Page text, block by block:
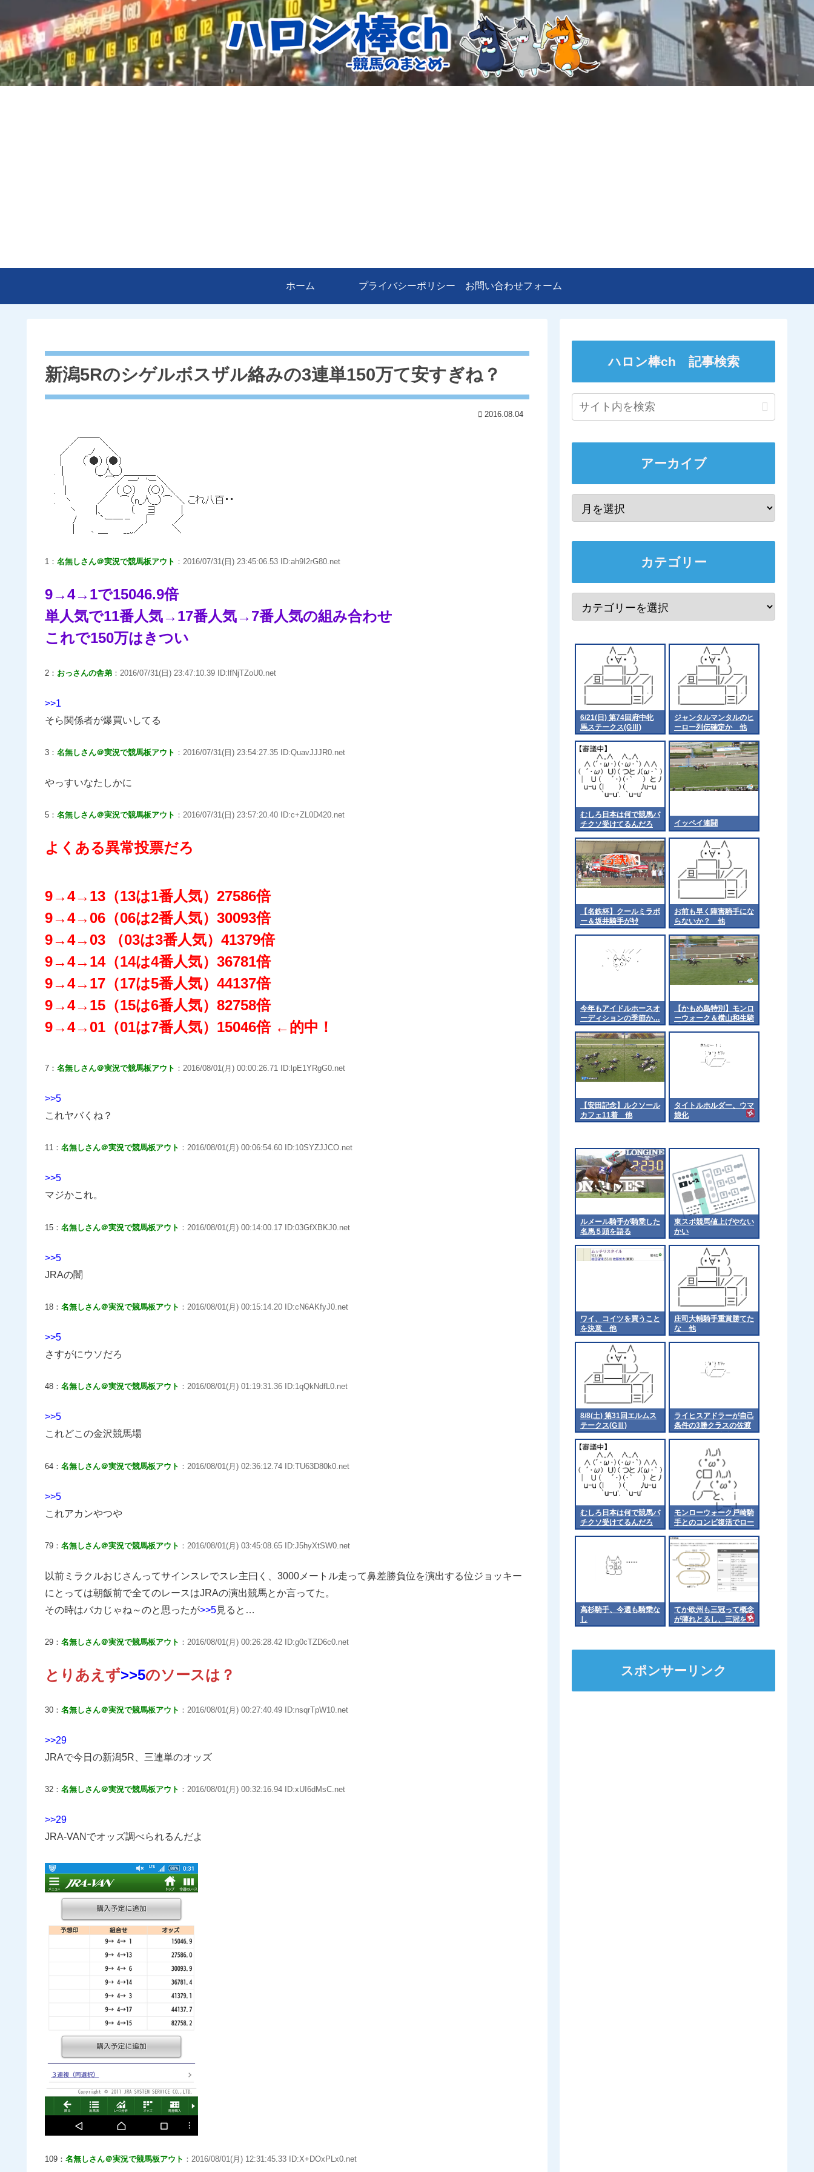
ホーム プライバシーポリシー お問い合わせフォーム
新潟5Rのシゲルボスザル絡みの3連単150万て安すぎね？
2016.08.04
1： 名無しさん＠実況で競馬板アウト ：2016/07/31(日) 23:45:06.53 ID:ah9I2rG80.net
9→4→1で15046.9倍
単人気で11番人気→17番人気→7番人気の組み合わせ
これで150万はきつい
2： おっさんの舎弟 ：2016/07/31(日) 23:47:10.39 ID:lfNjTZoU0.net
>>1
そら関係者が爆買いしてる
3： 名無しさん＠実況で競馬板アウト ：2016/07/31(日) 23:54:27.35 ID:QuavJJJR0.net
やっすいなたしかに
5： 名無しさん＠実況で競馬板アウト ：2016/07/31(日) 23:57:20.40 ID:c+ZL0D420.net
よくある異常投票だろ
9→4→13（13は1番人気）27586倍
9→4→06（06は2番人気）30093倍
9→4→03 （03は3番人気）41379倍
9→4→14（14は4番人気）36781倍
9→4→17（17は5番人気）44137倍
9→4→15（15は6番人気）82758倍
9→4→01（01は7番人気）15046倍 ←的中！
7： 名無しさん＠実況で競馬板アウト ：2016/08/01(月) 00:00:26.71 ID:lpE1YRgG0.net
>>5
これヤバくね？
11： 名無しさん＠実況で競馬板アウト ：2016/08/01(月) 00:06:54.60 ID:10SYZJJCO.net
>>5
マジかこれ。
15： 名無しさん＠実況で競馬板アウト ：2016/08/01(月) 00:14:00.17 ID:03GfXBKJ0.net
>>5
JRAの闇
18： 名無しさん＠実況で競馬板アウト ：2016/08/01(月) 00:15:14.20 ID:cN6AKfyJ0.net
>>5
さすがにウソだろ
48： 名無しさん＠実況で競馬板アウト ：2016/08/01(月) 01:19:31.36 ID:1qQkNdfL0.net
>>5
これどこの金沢競馬場
64： 名無しさん＠実況で競馬板アウト ：2016/08/01(月) 02:36:12.74 ID:TU63D80k0.net
>>5
これアカンやつや
79： 名無しさん＠実況で競馬板アウト ：2016/08/01(月) 03:45:08.65 ID:J5hyXtSW0.net
以前ミラクルおじさんってサインスレでスレ主曰く、3000メートル走って鼻差勝負位を演出する位ジョッキー
にとっては朝飯前で全てのレースはJRAの演出競馬とか言ってた。
その時はバカじゃね～のと思ったが>>5見ると…
29： 名無しさん＠実況で競馬板アウト ：2016/08/01(月) 00:26:28.42 ID:g0cTZD6c0.net
とりあえず>>5のソースは？
30： 名無しさん＠実況で競馬板アウト ：2016/08/01(月) 00:27:40.49 ID:nsqrTpW10.net
>>29
JRAで今日の新潟5R、三連単のオッズ
32： 名無しさん＠実況で競馬板アウト ：2016/08/01(月) 00:32:16.94 ID:xUI6dMsC.net
>>29
JRA-VANでオッズ調べられるんだよ
109： 名無しさん＠実況で競馬板アウト ：2016/08/01(月) 12:31:45.33 ID:X+DOxPLx0.net
ハロン棒ch 記事検索
アーカイブ
カテゴリー
6/21(日) 第74回府中牝
馬ステークス(GⅢ)
part1
ジャンタルマンタルのヒ
ーロー列伝確定か 他
むしろ日本は何で競馬バ
チクソ受けてるんだろ
イッペイ連闘
【名鉄杯】クールミラボ
ー＆坂井騎手がｷﾀ
━━━━(ﾟ∀ﾟ)━━━━!!
お前も早く障害騎手にな
らないか？ 他
今年もアイドルホースオ
ーディションの季節か…
【かもめ島特別】モンロ
ーウォーク＆横山和生騎
手がｷﾀ━━━━(ﾟ
【安田記念】ルクソール
カフェ11着 他
タイトルホルダー、ウマ
娘化
ルメール騎手が騎乗した
名馬５頭を語る
東スポ競馬値上げやない
かい
ワイ、コイツを買うこと
を決意 他
庄司大輔騎手重賞勝てた
な 他
8/8(土) 第31回エルムス
テークス(GⅢ)
ライヒスアドラーが自己
条件の3勝クラスの佐渡
ステークスに出走
むしろ日本は何で競馬バ
チクソ受けてるんだろ
モンローウォーク戸崎騎
手とのコンビ復活でロー
ズSへ 他
高杉騎手、今週も騎乗な
し
てか欧州も三冠って概念
が薄れとるし、三冠を気
にするのは日本くらいに
スポンサーリンク